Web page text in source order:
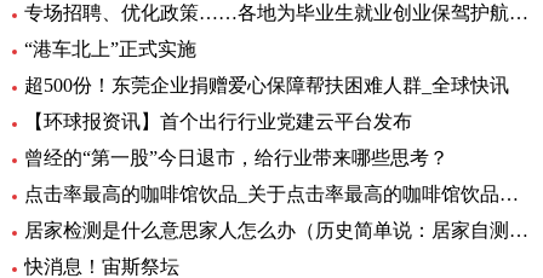
专场招聘、优化政策……各地为毕业生就业创业保驾护航 环球观天下
“港车北上”正式实施
超500份！东莞企业捐赠爱心保障帮扶困难人群_全球快讯
【环球报资讯】首个出行行业党建云平台发布
曾经的“第一股”今日退市，给行业带来哪些思考？
点击率最高的咖啡馆饮品_关于点击率最高的咖啡馆饮品介绍
居家检测是什么意思家人怎么办（历史简单说：居家自测阳性怎么办专家解答） 全球快资讯
快消息！宙斯祭坛